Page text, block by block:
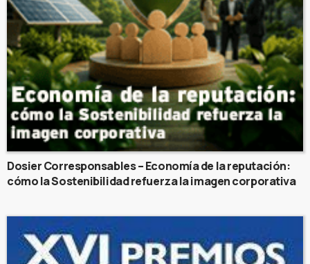
Dosier Corresponsables – Economía de la reputación:
cómo la Sostenibilidad refuerza la imagen corporativa